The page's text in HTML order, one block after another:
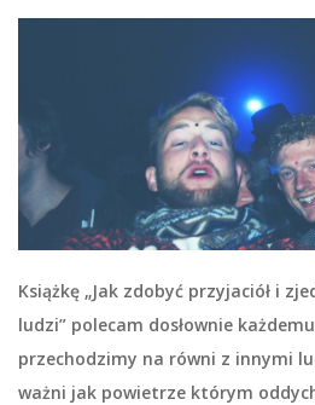
Książkę „Jak zdobyć przyjaciół i
ludzi” polecam dosłownie
przechodzimy na równi z innymi
ważni jak powietrze którym